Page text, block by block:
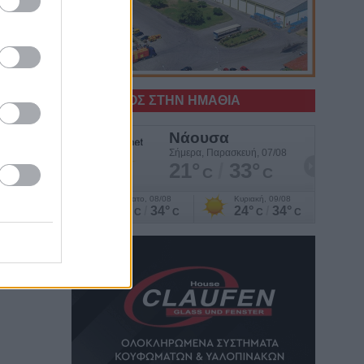
Ο ΚΑΙΡΟΣ ΣΤΗΝ ΗΜΑΘΙΑ